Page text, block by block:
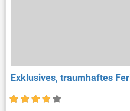
Exklusives, traumhaftes